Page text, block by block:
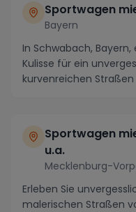
Sportwagen
Bayern
In Schwabach,
Kulisse für ein
kurvenreichen Straßen
Sportwagen
u.a.
Mecklenburg-
Erleben Sie
malerischen Straßen